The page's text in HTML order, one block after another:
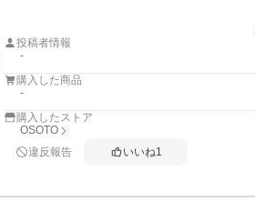
投稿者情報
-
購入した商品
-
購入したストア
OSOTO
違反報告
いいね1